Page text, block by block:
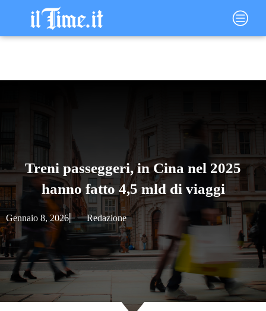
contenuto
Main
Menu
Treni passeggeri, in Cina nel 2025
hanno fatto 4,5 mld di viaggi
Gennaio 8, 2026 Redazione